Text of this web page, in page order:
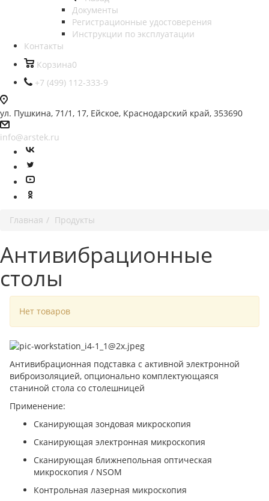
Документы
Регистрационные удостоверения
Инструкции по эксплуатации
Контакты
Корзина0
+7 (499) 112-333-9
ул. Пушкина, 71/1, 17, Ейское, Краснодарский край, 353690
info@arstek.ru
Главная Продукты
Антивибрационные
столы
Нет товаров
Антивибрационная подставка с активной электронной
виброизоляцией, опционально комплектующаяся
станиной стола со столешницей
Применение:
Сканирующая зондовая микроскопия
Сканирующая электронная микроскопия
Сканирующая ближнепольная оптическая
микроскопия / NSOM
Контрольная лазерная микроскопия